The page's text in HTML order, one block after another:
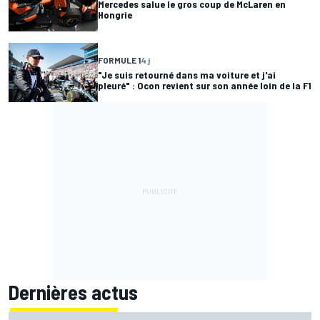
Mercedes salue le gros coup de McLaren en
Hongrie
FORMULE 14 j
"Je suis retourné dans ma voiture et j'ai
pleuré" : Ocon revient sur son année loin de la F1
Dernières actus